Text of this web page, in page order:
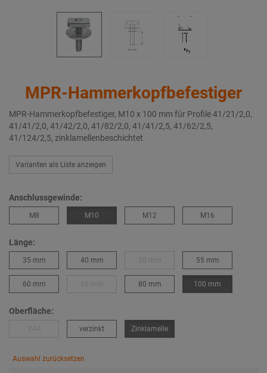
MPR-Hammerkopfbefestiger
MPR-Hammerkopfbefestiger, M10 x 100 mm für Profile 41/21/2,0,
41/41/2,0, 41/42/2,0, 41/82/2,0, 41/41/2,5, 41/62/2,5,
41/124/2,5, zinklamellenbeschichtet
Varianten als Liste anzeigen
Anschlussgewinde:
M8 M10 M12 M16
Länge:
35 mm 40 mm 55 mm
60 mm 80 mm 100 mm
Oberfläche:
verzinkt Zinklamelle
Auswahl zurücksetzen